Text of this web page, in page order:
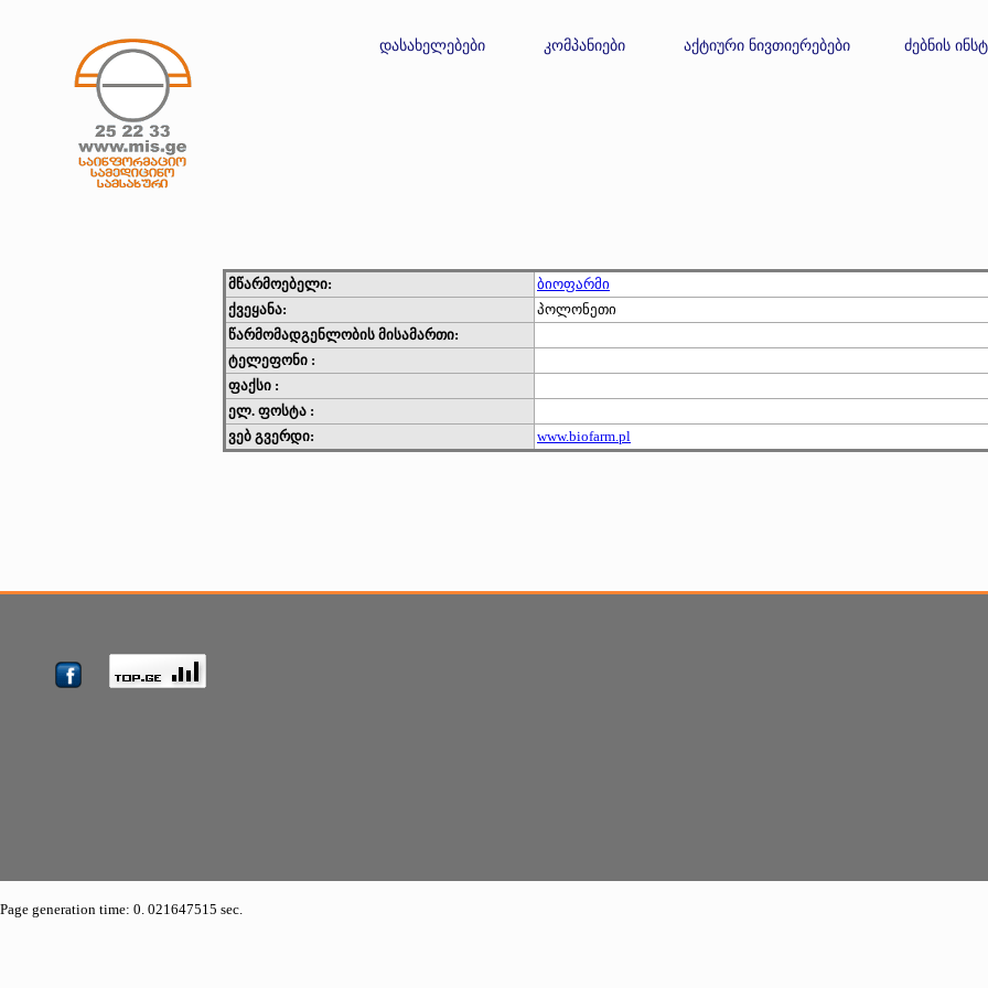
დასახელებები კომპანიები აქტიური ნივთიერებები ძებნის
მწარმოებელი:
ბიოფარმი
ქვეყანა:
პოლონეთი
წარმომადგენლობის მისამართი:
ტელეფონი :
ფაქსი :
ელ. ფოსტა :
ვებ გვერდი:
www.biofarm.pl
Page generation time: 0. 021647515 sec.